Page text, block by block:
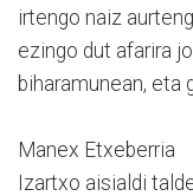
irtengo naiz
ezingo dut afarira
biharamunean, eta
Manex Etxeberria
Izartxo aisialdi